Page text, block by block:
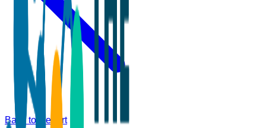
Back to Report